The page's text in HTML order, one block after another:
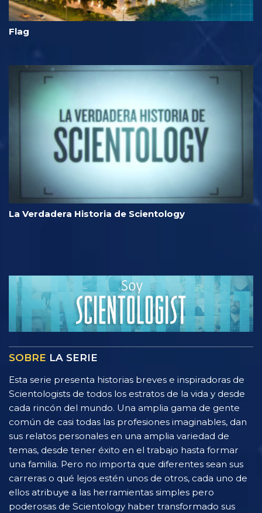
Flag
La Verdadera Historia de Scientology
SOBRE LA SERIE
Esta serie presenta historias breves e inspiradoras de
Scientologists de todos los estratos de la vida y desde
cada rincón del mundo. Una amplia gama de gente
común de casi todas las profesiones imaginables, dan
sus relatos personales en una amplia variedad de
temas, desde tener éxito en el trabajo hasta formar
una familia. Pero no importa que diferentes sean sus
carreras o qué lejos estén unos de otros, cada uno de
ellos atribuye a las herramientas simples pero
poderosas de Scientology haber transformado sus